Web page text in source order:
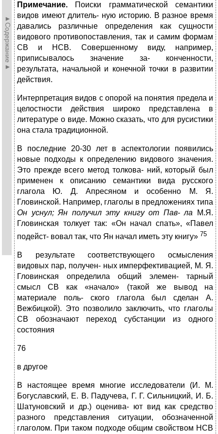
►Содержание►
П римечание. Поиски грамматической семантики
видов имеют длитель- ную историю. В разное время
давались различные определения как сущности
видового противопоставления, так и самим формам
СВ и НСВ. Совершенному виду, например,
приписывалось значение за- конченности,
результата, начальной и конечной точки в развитии
действия.
Интерпретация видов с опорой на понятия предела и
целостности действия широко представлена в
литературе о виде. Можно сказать, что для русистики
она стала традиционной.
В последние 20-30 лет в аспектологии появились
новые подходы к определению видового значения.
Это прежде всего метод толкова- ний, который был
применен к описанию семантики вида русского
глагола Ю. Д. Апресяном и особенно М. Я.
Гловинской. Например, глаголы в предложениях типа
Он уснул;Ян получилэту книгу от Пав- ла М.Я.
Гловинская толкует так: «Он начал спать», «Павел
подейст- вовал так, что Ян начал иметь эту книгу» 75
В результате соответствующего осмысления
видовых пар, получен- ных имперфективацией, М. Я.
Гловинская определила общий элемен- тарный
смысл СВ как «начало» (такой же вывод на
материале поль- ского глагола был сделан А.
Вежбицкой). Это позволило заключить, что глаголы
СВ обозначают переход субстанции из одного
состояния
76
в другое
В настоящее время многие исследователи (И. М.
Богуславский, Е. В. Падучева, Г. Г. Сильницкий, И. Б.
Шатуновский и др.) оценива- ют вид как средство
разного представления ситуации, обозначенной
глаголом. При таком подходе общим свойством НСВ